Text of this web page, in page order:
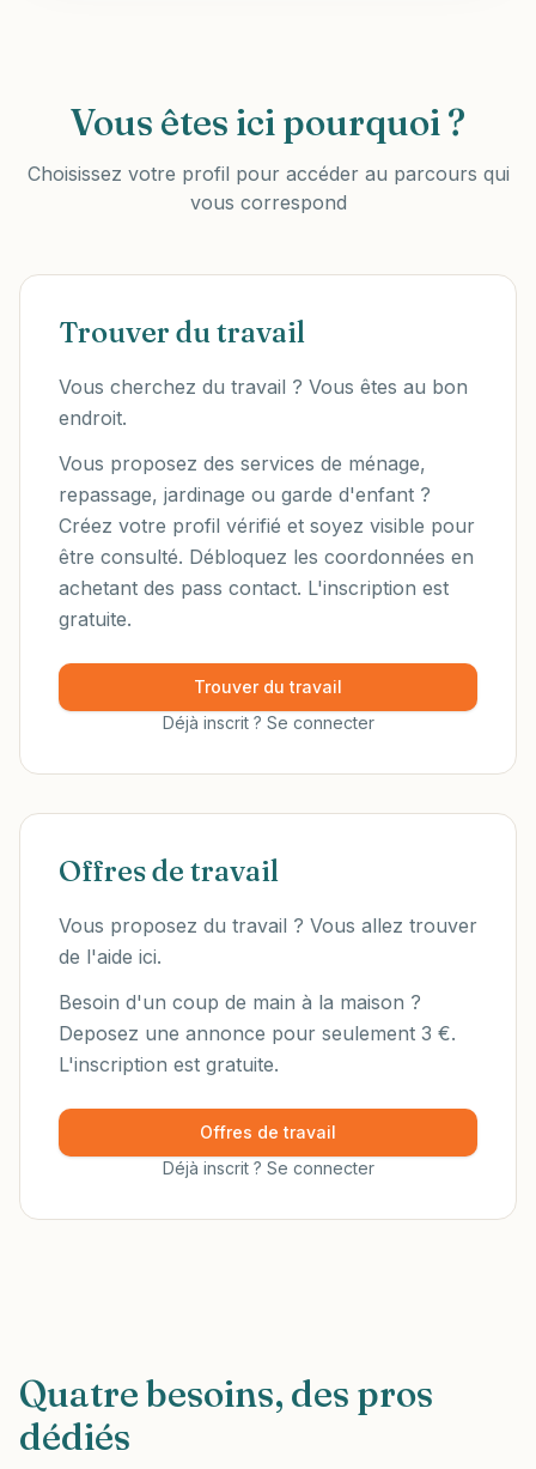
Vous êtes ici pourquoi ?
Choisissez votre profil pour accéder au parcours qui
vous correspond
Trouver du travail
Vous cherchez du travail ? Vous êtes au bon
endroit.
Vous proposez des services de ménage,
repassage, jardinage ou garde d'enfant ?
Créez votre profil vérifié et soyez visible pour
être consulté. Débloquez les coordonnées en
achetant des pass contact. L'inscription est
gratuite.
Trouver du travail
Déjà inscrit ? Se connecter
Offres de travail
Vous proposez du travail ? Vous allez trouver
de l'aide ici.
Besoin d'un coup de main à la maison ?
Deposez une annonce pour seulement 3 €.
L'inscription est gratuite.
Offres de travail
Déjà inscrit ? Se connecter
Quatre besoins, des pros
dédiés